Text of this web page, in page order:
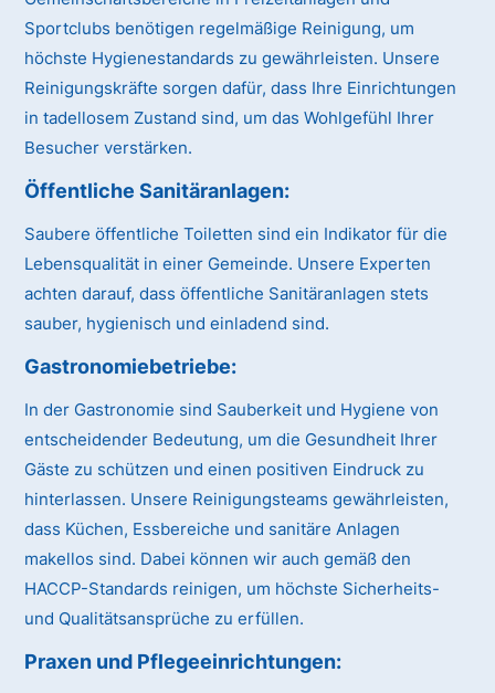
Sportclubs benötigen regelmäßige Reinigung, um
höchste Hygienestandards zu gewährleisten. Unsere
Reinigungskräfte sorgen dafür, dass Ihre Einrichtungen
in tadellosem Zustand sind, um das Wohlgefühl Ihrer
Besucher verstärken.
Öffentliche Sanitäranlagen:
Saubere öffentliche Toiletten sind ein Indikator für die
Lebensqualität in einer Gemeinde. Unsere Experten
achten darauf, dass öffentliche Sanitäranlagen stets
sauber, hygienisch und einladend sind.
Gastronomiebetriebe:
In der Gastronomie sind Sauberkeit und Hygiene von
entscheidender Bedeutung, um die Gesundheit Ihrer
Gäste zu schützen und einen positiven Eindruck zu
hinterlassen. Unsere Reinigungsteams gewährleisten,
dass Küchen, Essbereiche und sanitäre Anlagen
makellos sind. Dabei können wir auch gemäß den
HACCP-Standards reinigen, um höchste Sicherheits-
und Qualitätsansprüche zu erfüllen.
Praxen und Pflegeeinrichtungen: